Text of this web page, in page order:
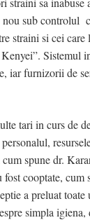
sub controlul
straini si cei
Sistemul
furnizorii de
tari in curs de
spune dr.
cooptate,
a preluat toate
simpla